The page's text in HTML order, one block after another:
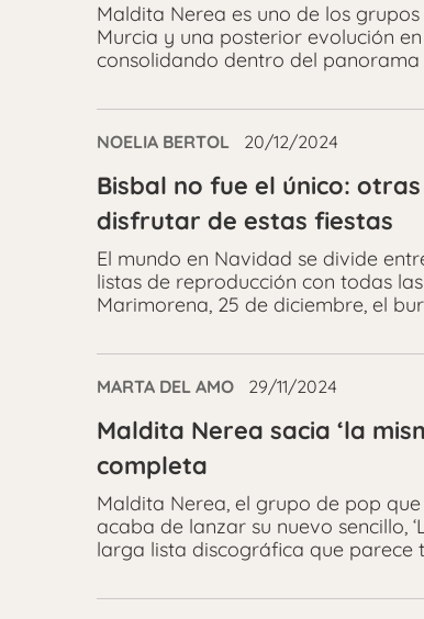
Maldita Nerea es uno de los
Murcia y una posterior evolución
consolidando dentro del
NOELIA BERTOL 20/12/2024
Bisbal no fue el único:
disfrutar de estas fiestas
El mundo en Navidad se divide
listas de reproducción con todas
Marimorena, 25 de diciembre, el
MARTA DEL AMO 29/11/2024
Maldita Nerea sacia ‘la
completa
Maldita Nerea, el grupo de pop
acaba de lanzar su nuevo sencillo,
larga lista discográfica que parece